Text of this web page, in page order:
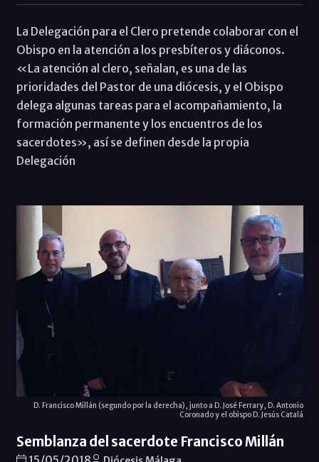
La Delegación para el Clero pretende colaborar con el
Obispo en la atención a los presbíteros y diáconos.
«La atención al clero, señalan, es una de las
prioridades del Pastor de una diócesis, y el Obispo
delega algunas tareas para el acompañamiento, la
formación permanente y los encuentros de los
sacerdotes», así se definen desde la propia
Delegación
D. Francisco Millán (segundo por la derecha), junto a D. José Ferrary, D. Antonio
Coronado y el obispo D. Jesús Catalá
Semblanza del sacerdote Francisco Millán